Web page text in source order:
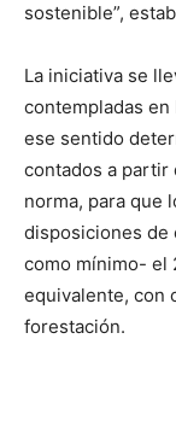
sostenible”,
La iniciativa se
contempladas en
ese sentido
contados a partir
norma, para que
disposiciones de
como mínimo- el
equivalente, con
forestación.